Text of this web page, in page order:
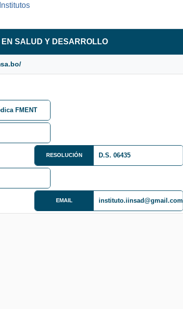
SALUD Y DESARROLLO
FMENT
RESOLUCIÓN D.S. 06435
EMAIL instituto.iinsad@gmail.com